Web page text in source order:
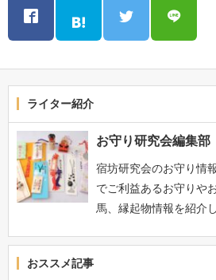
ライター紹介
お守り研究会編集部
宿坊研究会のお守り情
でご利益あるお守りや
馬、縁起物情報を紹介
おススメ記事